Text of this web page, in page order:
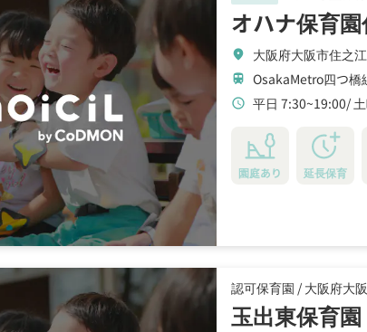
オハナ保育
location_on 大阪府大阪市住之
train OsakaMetro四つ橋
schedule 平日 7:30~19:00
園庭あり 延長保育
認可保育園 / 大阪府大
玉出東保育園